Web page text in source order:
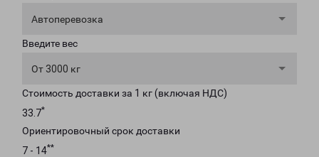
Автоперевозка
Введите вес
От 3000 кг
Стоимость доставки за 1 кг (включая НДС)
33.7*
Ориентировочный срок доставки
7 - 14**